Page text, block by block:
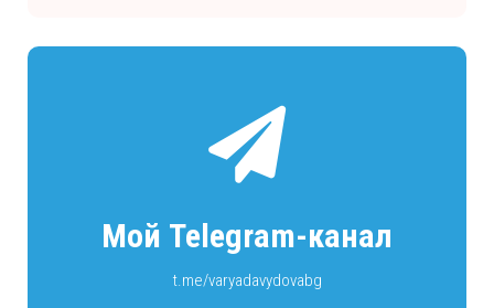
Мой Telegram-канал
t.me/varyadavydovabg